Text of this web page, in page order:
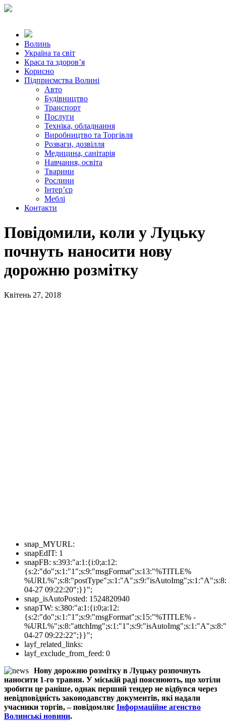
Волинь
Україна та світ
Краса та здоров’я
Корисно
Підприємства Волині
Авто
Будівництво
Транспорт
Послуги
Техніка, обладнання
Виробництво та Торгівля
Розваги, дозвілля
Медицина, санітарія
Навчання, освіта
Тварини
Рослини
Інтер’єр
Меблі
Контакти
Повідомили, коли у Луцьку
почнуть наносити нову
дорожню розмітку
Квітень 27, 2018
snap_MYURL:
snapEdIT: 1
snapFB: s:393:"a:1:{i:0;a:12:
{s:2:"do";s:1:"1";s:9:"msgFormat";s:13:"%TITLE%
04-27 09:22:20";}}";
snap_isAutoPosted: 1524820940
snapTW: s:380:"a:1:{i:0;a:12:
{s:2:"do";s:1:"1";s:9:"msgFormat";s:15:"%TITLE% -
04-27 09:22:22";}}";
layf_related_links:
layf_exclude_from_feed: 0
Нову дорожню розмітку в Луцьку розпочнуть
наносити 1-го травня. У міській раді пояснюють, що хотіли
зробити це раніше, однак перший тендер не відбувся через
невідповідність законодавству документів, які надали
учасники торгів, – повідомляє Інформаційне агенство
Волинські новини.